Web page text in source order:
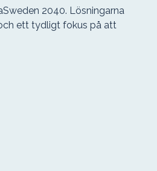
2040. Lösningarna
ett tydligt fokus på att